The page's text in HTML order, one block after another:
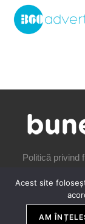
Politică privind
Acest site
AM